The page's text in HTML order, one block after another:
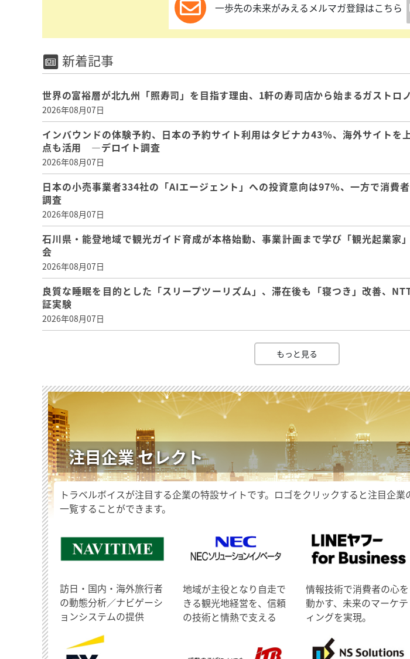
一歩先の未来がみえるメルマガ登録はこちら
新着記事
世界の富裕層が北九州「照寿司」を目指す理由、1軒の寿司店から始まるガストロ
2026年08月07日
インバウンドの体験予約、日本の予約サイト利用はタビナカ43％、海外サイトを
点も活用 ―デロイト調査
2026年08月07日
日本の小売事業者334社の「AIエージェント」への投資意向は97％、一方で消
調査
2026年08月07日
石川県・能登地域で観光ガイド育成が本格始動、事業計画まで学び「観光起業
会
2026年08月07日
良質な睡眠を目的とした「スリープツーリズム」、滞在後も「寝つき」改善、
証実験
2026年08月07日
もっと見る
注目企業 セレクト
トラベルボイスが注目する企業の特設サイトです。ロゴをクリックすると注目企
一覧することができます。
訪日・国内・海外旅行者
の動態分析／ナビゲーシ
ョンシステムの提供
地域が主役となり自走で
きる観光地経営を、信頼
の技術と情熱で支える
情報技術で消費者の心を
動かす、未来のマーケテ
ィングを実現。